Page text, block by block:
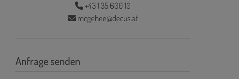
+43 1 35 600 10
mcgehee@decus.at
Anfrage senden